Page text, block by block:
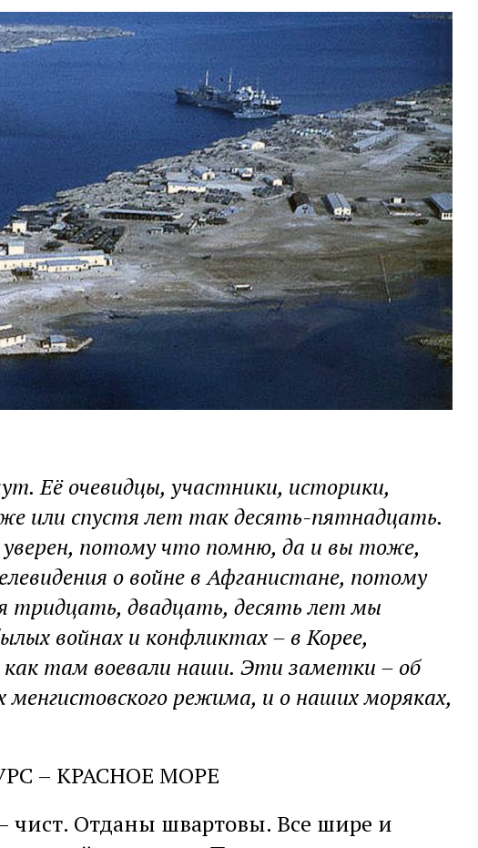
СТРАТЕГИЧЕСКОЙ ОБОРОНИТЕЛЬНОЙ ОПЕРАЦИИ
Её очевидцы, участники, историки,
или спустя лет так десять-пятнадцать.
потому что помню, да и вы тоже,
о войне в Афганистане, потому
тридцать, двадцать, десять лет мы
войнах и конфликтах – в Корее,
там воевали наши. Эти заметки – об
менгистовского режима, и о наших моряках,
– КРАСНОЕ МОРЕ
чист. Отданы швартовы. Все шире и